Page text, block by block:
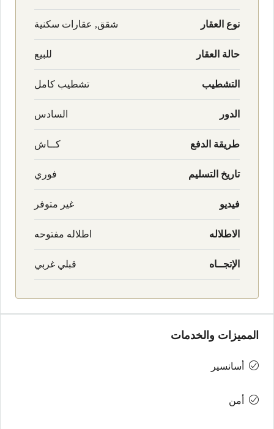
نوع العقار شقق, عقارات سكنية
حالة العقار للبيع
التشطيب تشطيب كامل
الدور السادس
طريقة الدفع كــاش
تاريخ التسليم فوري
فيديو غير متوفر
الاطلاله اطلاله مفتوحه
الإتجــاه قبلي غربي
المميزات والخدمات
أسانسير
أمن